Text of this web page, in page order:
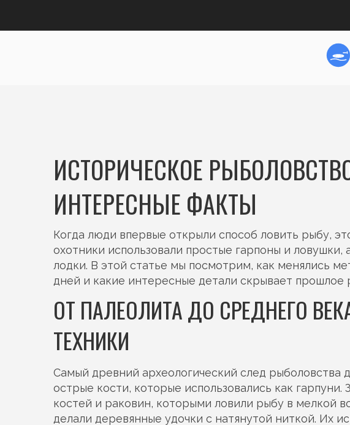
ИСТОРИЧЕСКОЕ
ИНТЕРЕСНЫЕ ФАКТЫ
Когда люди впервые открыли способ ловить рыбу,
охотники использовали простые гарпоны и
лодки. В этой статье мы посмотрим, как менялись
дней и какие интересные детали скрывает прошлое
ОТ ПАЛЕОЛИТА ДО СРЕДНЕГО
ТЕХНИКИ
Самый древний археологический след рыболовства
острые кости, которые использовались как
костей и раковин, которыми ловили рыбу в мелкой
делали деревянные удочки с натянутой ниткой. Их